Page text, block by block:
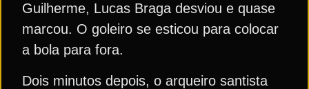
Guilherme, Lucas Braga desviou e quase
marcou. O goleiro se esticou para colocar
a bola para fora.
Dois minutos depois, o arqueiro santista